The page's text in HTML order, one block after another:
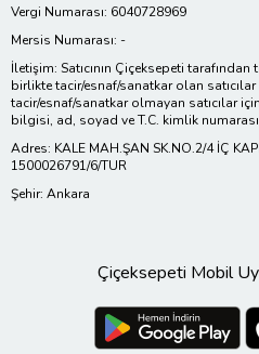
Vergi Numarası: 6040728969
Mersis Numarası: -
İletişim: Satıcının Çiçeksepeti
birlikte tacir/esnaf/sanatkar olan
tacir/esnaf/sanatkar olmayan satıcılar
bilgisi, ad, soyad ve T.C. kimlik
Adres: KALE MAH.ŞAN SK.NO.2/4 İÇ
1500026791/6/TUR
Şehir: Ankara
Çiçeksepeti Mobil